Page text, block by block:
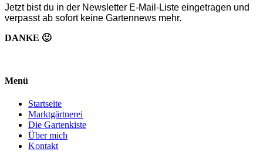
Jetzt bist du in der Newsletter E-Mail-Liste eingetragen und
verpasst ab sofort keine Gartennews mehr.
DANKE 🙂
Menü
Startseite
Marktgärtnerei
Die Gartenkiste
Über mich
Kontakt